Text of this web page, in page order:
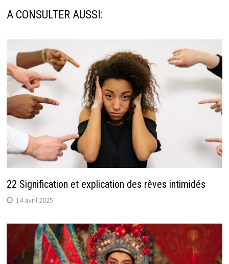
A CONSULTER AUSSI:
22 Signification et explication des rêves intimidés
14 avril 2025